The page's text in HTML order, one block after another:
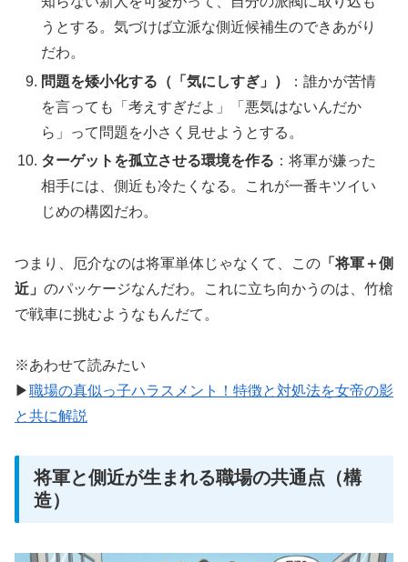
うとする。気づけば立派な側近候補生のできあがり
だわ。
問題を矮小化する（「気にしすぎ」）
：誰かが苦情
を言っても「考えすぎだよ」「悪気はないんだか
ら」って問題を小さく見せようとする。
ターゲットを孤立させる環境を作る ：将軍が嫌った
相手には、側近も冷たくなる。これが一番キツイい
じめの構図だわ。
つまり、厄介なのは将軍単体じゃなくて、この 「将軍＋側
近」 のパッケージなんだわ。これに立ち向かうのは、竹槍
で戦車に挑むようなもんだて。
※あわせて読みたい
▶職場の真似っ子ハラスメント！特徴と対処法を女帝の影
と共に解説
将軍と側近が生まれる職場の共通点（構
造）